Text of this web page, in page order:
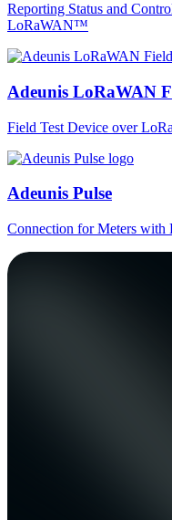
Reporting Status and
LoRaWAN™
Adeunis LoRaWAN
Field Test Device over
Adeunis Pulse
Connection for Meters